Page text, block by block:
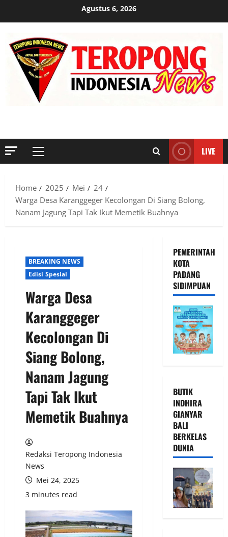
Agustus 6, 2026
Primary
LIVE
Home 2025 Mei
24
Warga Desa Karanggeger Kecolongan Di Siang Bolong,
Nanam Jagung Tapi Tak Ikut Memetik Buahnya
BREAKING NEWS
Edisi Spesial
Warga Desa
Karanggeger
Kecolongan Di
Siang Bolong,
Nanam Jagung
Tapi Tak Ikut
Memetik Buahnya
Redaksi Teropong Indonesia
News
Mei 24, 2025
3 minutes read
PEMERINTAH
KOTA
PADANG
SIDIMPUAN
BUTIK
INDHIRA
GIANYAR
BALI
BERKELAS
DUNIA